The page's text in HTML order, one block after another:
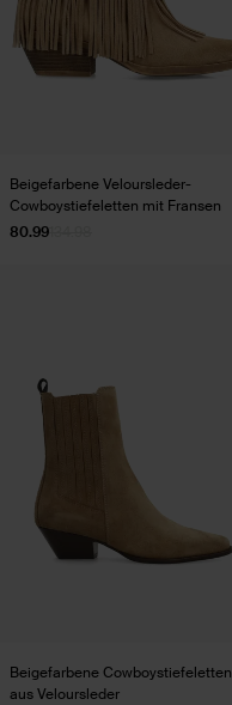
Beigefarbene Veloursleder-
Cowboystiefeletten mit Fransen
80.99
Beigefarbene Cowboystiefeletten
aus Veloursleder